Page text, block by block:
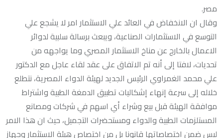
مصر.
وقال ان الانخفاض في العائد علي الاستثمار امر لا يشجع علي
التوسع في الاستثمارات الصناعية، ويبعث برسالة سلبية لدوائر
الاعمال بالخارج عن مناخ الاستثمار المصري وما يواجهه من
تحديات، لافتا إلى أنه تم الاتفاق على عقد لقاء عاجل مع الدكتور
علي محمد الغمراوي الرئيس الجديد لهيئة الدواء المصرية، نتطلع
خلاله إلى سرعة إنهاء إشكاليات تطبيق الدمغة الطبية واشتراط
موافقة الهيئة قبل بيع وشراء أي اسهم في شركات ومصانع
المستلزمات الطبية والدواء ومستحضرات التجميل، حيث ان هذا الامر
ليس ضمن اختصاصاتها قانونا بل من اختصاص هيئة الاستثمار وجهاز